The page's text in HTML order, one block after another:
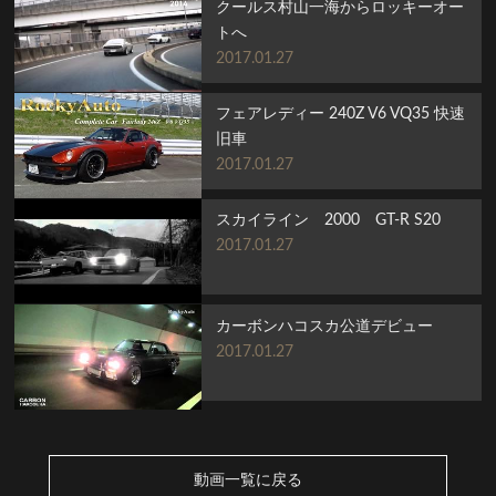
クールス村山一海からロッキーオー
トへ
2017.01.27
フェアレディー 240Z V6 VQ35 快速
旧車
2017.01.27
スカイライン 2000 GT-R S20
2017.01.27
カーボンハコスカ公道デビュー
2017.01.27
動画一覧に戻る